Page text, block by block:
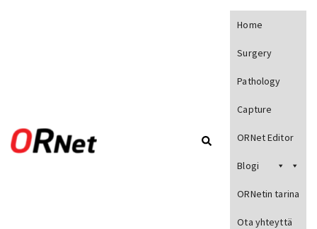
Home
Surgery
Pathology
Capture
ORNet Editor
Blogi
ORNetin tarina
Ota yhteyttä